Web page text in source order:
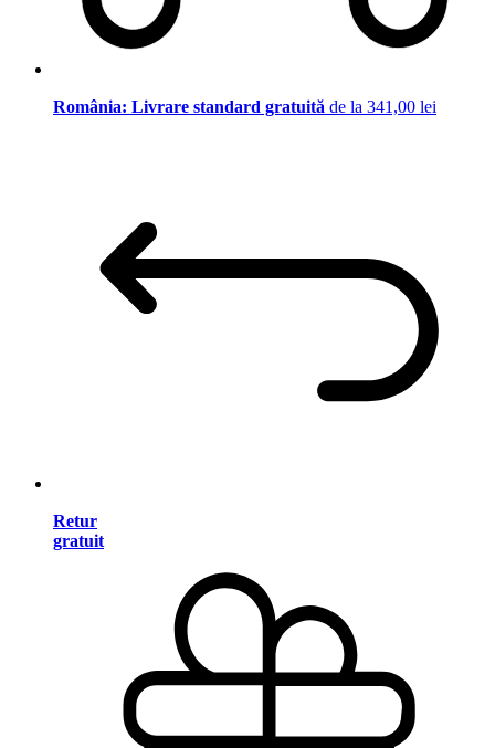
România: Livrare standard gratuită de la 341,00 lei
Retur
gratuit